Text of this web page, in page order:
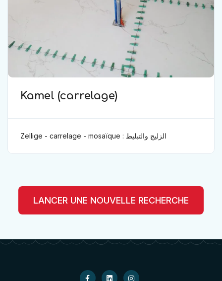
Kamel (carrelage)
Zellige - carrelage - mosaïque : الزليج والتبليط
LANCER UNE NOUVELLE RECHERCHE